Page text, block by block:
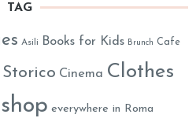
TAG
Asili Books for Kids Brunch Cafe
Cinema Clothes
everywhere in Roma